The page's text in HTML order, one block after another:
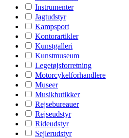
Instrumenter
Jagtudstyr
Kampsport
Kontorartikler
Kunstgalleri
Kunstmuseum
Legetøjsforretning
Motorcykelforhandlere
Museer
Musikbutikker
Rejsebureauer
Rejseudstyr
Rideudstyr
Sejlerudstyr